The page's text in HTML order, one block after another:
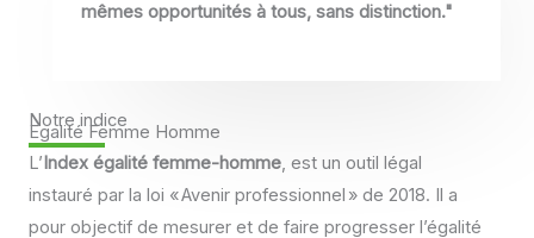
mêmes opportunités à tous, sans distinction."
Notre indice
Egalité Femme Homme
L’ Index égalité femme-homme, est un outil légal
instauré par la loi « Avenir professionnel » de 2018. Il a
pour objectif de mesurer et de faire progresser l’égalité